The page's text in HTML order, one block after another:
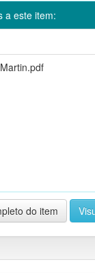
a este item:
do item